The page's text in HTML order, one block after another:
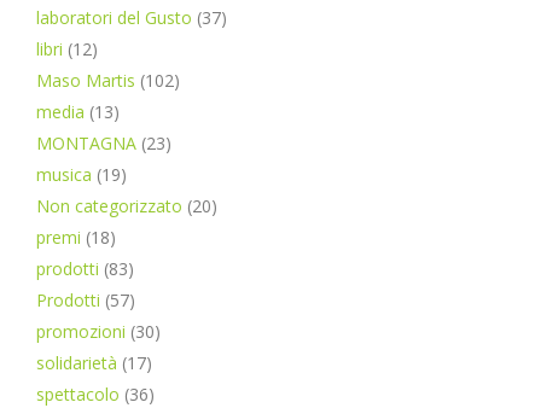
laboratori del Gusto (37)
libri (12)
Maso Martis (102)
media (13)
MONTAGNA (23)
musica (19)
Non categorizzato (20)
premi (18)
prodotti (83)
Prodotti (57)
promozioni (30)
solidarietà (17)
spettacolo (36)